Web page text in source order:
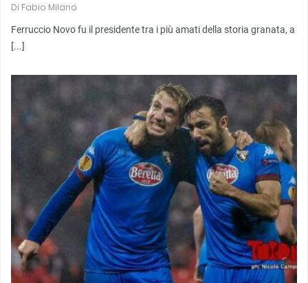
Di Fabio Milano
Ferruccio Novo fu il presidente tra i più amati della storia granata, a
[...]